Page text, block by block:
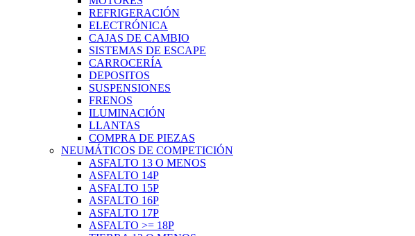
REFRIGERACIÓN
ELECTRÓNICA
CAJAS DE CAMBIO
SISTEMAS DE ESCAPE
CARROCERÍA
DEPOSITOS
SUSPENSIONES
FRENOS
ILUMINACIÓN
LLANTAS
COMPRA DE PIEZAS
NEUMÁTICOS DE COMPETICIÓN
ASFALTO 13 O MENOS
ASFALTO 14P
ASFALTO 15P
ASFALTO 16P
ASFALTO 17P
ASFALTO >= 18P